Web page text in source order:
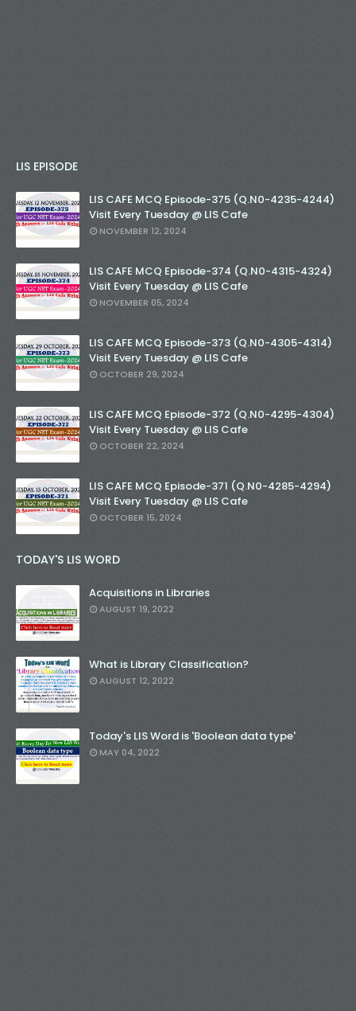
LIS EPISODE
LIS CAFE MCQ Episode-375 (Q.N0-4235-4244)
Visit Every Tuesday @ LIS Cafe
NOVEMBER 12, 2024
LIS CAFE MCQ Episode-374 (Q.N0-4315-4324)
Visit Every Tuesday @ LIS Cafe
NOVEMBER 05, 2024
LIS CAFE MCQ Episode-373 (Q.N0-4305-4314)
Visit Every Tuesday @ LIS Cafe
OCTOBER 29, 2024
LIS CAFE MCQ Episode-372 (Q.N0-4295-4304)
Visit Every Tuesday @ LIS Cafe
OCTOBER 22, 2024
LIS CAFE MCQ Episode-371 (Q.N0-4285-4294)
Visit Every Tuesday @ LIS Cafe
OCTOBER 15, 2024
TODAY'S LIS WORD
Acquisitions in Libraries
AUGUST 19, 2022
What is Library Classification?
AUGUST 12, 2022
Today's LIS Word is 'Boolean data type'
MAY 04, 2022